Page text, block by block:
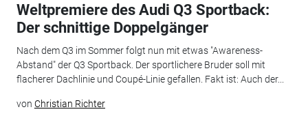
Weltpremiere des Audi Q3 Sportback:
Der schnittige Doppelgänger
Nach dem Q3 im Sommer folgt nun mit etwas "Awareness-
Abstand" der Q3 Sportback. Der sportlichere Bruder soll mit
flacherer Dachlinie und Coupé-Linie gefallen. Fakt ist: Auch der...
von Christian Richter